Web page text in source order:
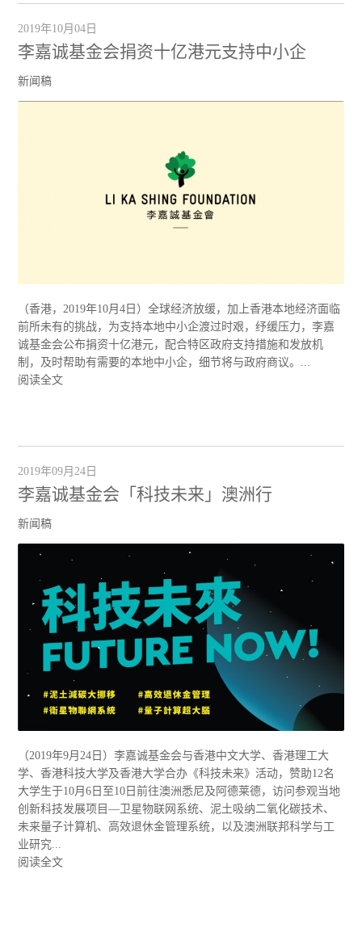
2019年10月04日
李嘉诚基金会捐资十亿港元支持中小企
新闻稿
（香港，2019年10月4日）全球经济放缓，加上香港本地经济面临
前所未有的挑战，为支持本地中小企渡过时艰，纾缓压力，李嘉
诚基金会公布捐资十亿港元，配合特区政府支持措施和发放机
制，及时帮助有需要的本地中小企，细节将与政府商议。...
阅读全文
2019年09月24日
李嘉诚基金会「科技未来」澳洲行
新闻稿
（2019年9月24日）李嘉诚基金会与香港中文大学、香港理工大
学、香港科技大学及香港大学合办《科技未来》活动，赞助12名
大学生于10月6日至10日前往澳洲悉尼及阿德莱德，访问参观当地
创新科技发展项目—卫星物联网系统、泥土吸纳二氧化碳技术、
未来量子计算机、高效退休金管理系统，以及澳洲联邦科学与工
业研究...
阅读全文